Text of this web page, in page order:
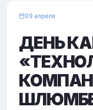
09 апреля
ДЕНЬ